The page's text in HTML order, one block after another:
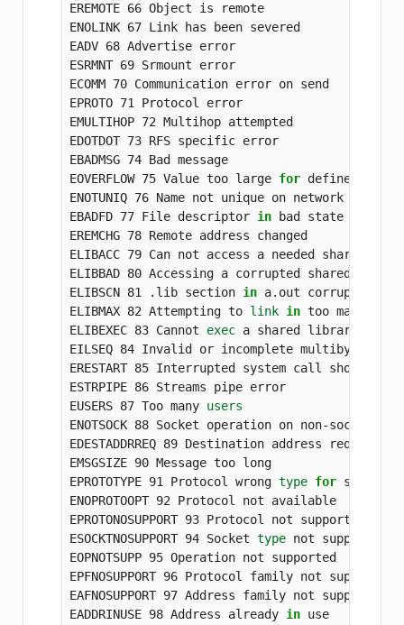
EREMOTE 66 Object is remote
ENOLINK 67 Link has been severed
EADV 68 Advertise error
ESRMNT 69 Srmount error
ECOMM 70 Communication error on send
EPROTO 71 Protocol error
EMULTIHOP 72 Multihop attempted
EDOTDOT 73 RFS specific error
EBADMSG 74 Bad message
EOVERFLOW 75 Value too large for defined data
ENOTUNIQ 76 Name not unique on network
EBADFD 77 File descriptor in
bad state
EREMCHG 78 Remote address changed
ELIBACC 79 Can not access a needed shared
ELIBBAD 80 Accessing a corrupted shared
ELIBSCN 81 .lib section in a.out corrupted
ELIBMAX 82 Attempting to link in too many
ELIBEXEC 83 Cannot exec a shared library
EILSEQ 84 Invalid or incomplete multibyte or
ERESTART 85 Interrupted system call should
ESTRPIPE 86 Streams pipe error
EUSERS 87 Too many
ENOTSOCK 88 Socket operation on non-socket
EDESTADDRREQ 89 Destination address required
EMSGSIZE 90 Message too long
EPROTOTYPE 91 Protocol wrong type for socket
ENOPROTOOPT 92 Protocol not available
EPROTONOSUPPORT 93 Protocol not supported
ESOCKTNOSUPPORT 94 Socket type not supported
EOPNOTSUPP 95 Operation not supported
EPFNOSUPPORT 96 Protocol family not supported
EAFNOSUPPORT 97 Address family not supported
EADDRINUSE 98 Address already in use